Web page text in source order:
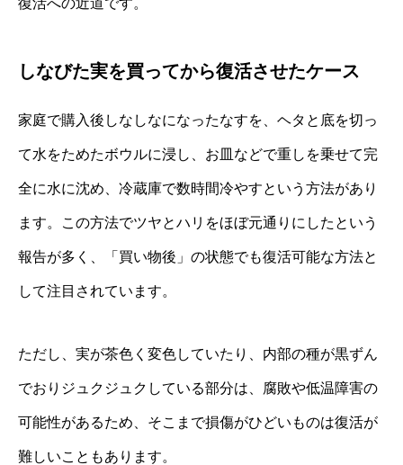
しなびた実を買ってから復活させたケース
家庭で購入後しなしなになったなすを、ヘタと底を切っ
て水をためたボウルに浸し、お皿などで重しを乗せて完
全に水に沈め、冷蔵庫で数時間冷やすという方法があり
ます。この方法でツヤとハリをほぼ元通りにしたという
報告が多く、「買い物後」の状態でも復活可能な方法と
して注目されています。
ただし、実が茶色く変色していたり、内部の種が黒ずん
でおりジュクジュクしている部分は、腐敗や低温障害の
可能性があるため、そこまで損傷がひどいものは復活が
難しいこともあります。